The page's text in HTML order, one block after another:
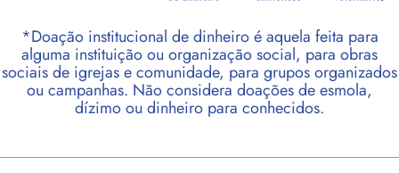
*Doação institucional de dinheiro é aquela feita para
alguma instituição ou organização social, para obras
sociais de igrejas e comunidade, para grupos organizados
ou campanhas. Não considera doações de esmola,
dízimo ou dinheiro para conhecidos.